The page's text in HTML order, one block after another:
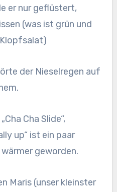
er nur geflüstert,
(was ist grün und
der Nieselregen auf
Cha Slide“,
up“ ist ein paar
geworden.
Maris (unser kleinster